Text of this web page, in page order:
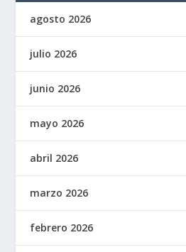
agosto 2026
julio 2026
junio 2026
mayo 2026
abril 2026
marzo 2026
febrero 2026